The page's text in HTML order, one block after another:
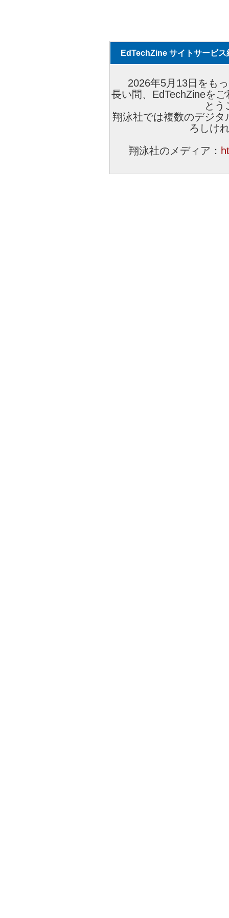
EdTechZine サイトサービス
2026年5月13日をも
長い間、EdTechZineを
とう
翔泳社では複数のデジ
ろしけ
翔泳社のメディア：